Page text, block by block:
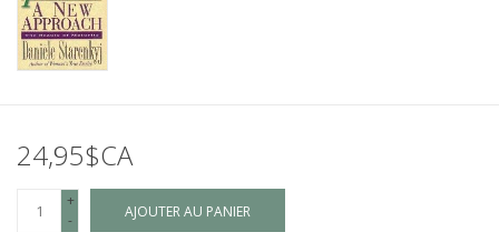
24,95$CA
+
-
AJOUTER AU PANIER